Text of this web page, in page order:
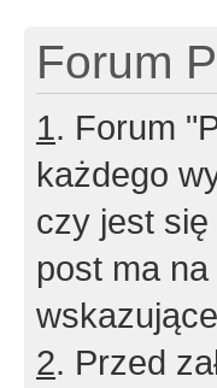
Forum
1. Forum
każdego
czy jest
post ma
2. Przed